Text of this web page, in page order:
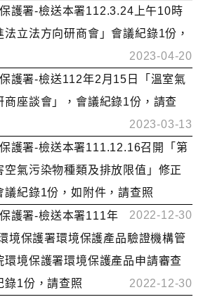
護署-檢送本署112.3.24上午10時
立法方向研商會」會議紀錄1份，
2023-04-20
護署-檢送112年2月15日「溫室氣
商座談會」，會議紀錄1份，請查
2023-03-13
護署-檢送本署111.12.16召開「第
空氣污染物種類及排放限值」修正
議紀錄1份，如附件，請查照
2022-12-30
護署-檢送本署111年
境保護署環境保護產品驗證機構管
環境保護署環境保護產品申請審查
錄1份，請查照
2022-12-30